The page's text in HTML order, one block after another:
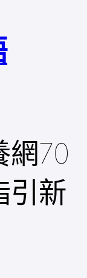
網70
引新